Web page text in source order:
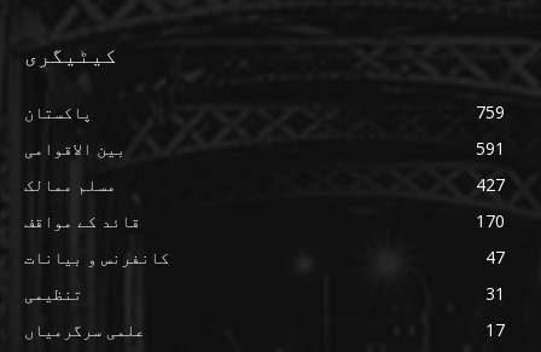
کیٹیگری
پاکستان
759
بین الاقوامی
591
مسلم ممالک
427
قائد کے مواقف
170
کانفرنس و بیانات
47
تنظیمی
31
علمی سرگرمیاں
17